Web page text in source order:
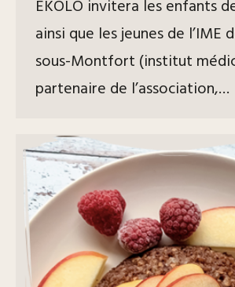
EKÖLO invitera les enfants
ainsi que les jeunes de l’IME
sous-Montfort (institut
partenaire de l’association,…